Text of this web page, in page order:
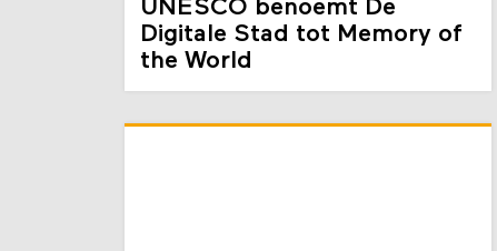
future heritage lab
UNESCO benoemt De
Digitale Stad tot Memory of
the World